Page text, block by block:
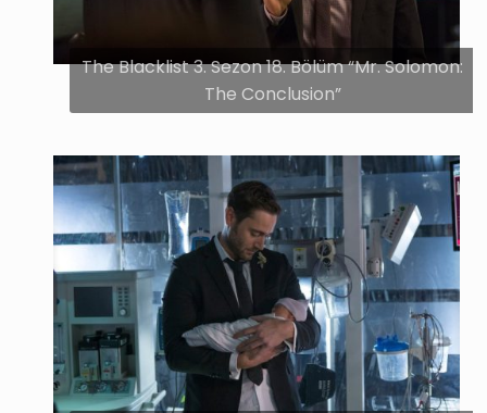
The Blacklist 3. Sezon 18. Bölüm “Mr. Solomon:
The Conclusion”